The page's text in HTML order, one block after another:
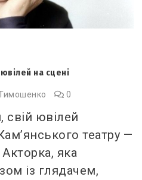
на сцені
0
свій ювілей
театру —
яка
із глядачем,